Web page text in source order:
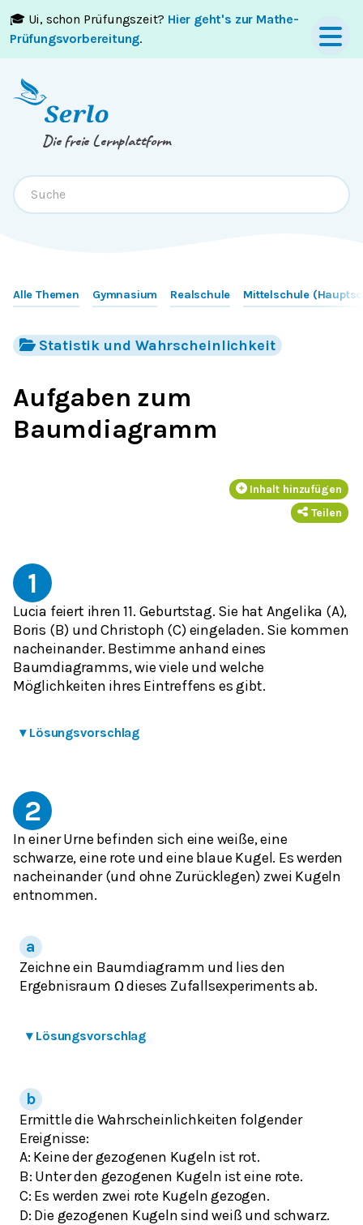
🎓 Ui, schon Prüfungszeit? Hier geht's zur Mathe-
Prüfungsvorbereitung.
Springe zumInhaltoderFooter
Die freie Lernplattform
Alle Themen Gymnasium Realschule Mittelschule
Statistik und Wahrscheinlichkeit
Aufgaben zum
Baumdiagramm
Inhalt hinzufügen
Teilen
1
Lucia feiert ihren 11. Geburtstag. Sie hat Angelika (A),
Boris (B) und Christoph (C) eingeladen. Sie kommen
nacheinander. Bestimme anhand eines
Baumdiagramms, wie viele und welche
Möglichkeiten ihres Eintreffens es gibt.
▾ Lösungsvorschlag
2
In einer Urne befinden sich eine weiße, eine
schwarze, eine rote und eine blaue Kugel. Es werden
nacheinander (und ohne Zurücklegen) zwei Kugeln
entnommen.
Zeichne ein Baumdiagramm und lies den
Ergebnisraum Ωdieses Zufallsexperiments ab.
▾ Lösungsvorschlag
Ermittle die Wahrscheinlichkeiten folgender
Ereignisse:
A: Keine der gezogenen Kugeln ist rot.
B: Unter den gezogenen Kugeln ist eine rote.
C: Es werden zwei rote Kugeln gezogen.
D: Die gezogenen Kugeln sind weiß und schwarz.